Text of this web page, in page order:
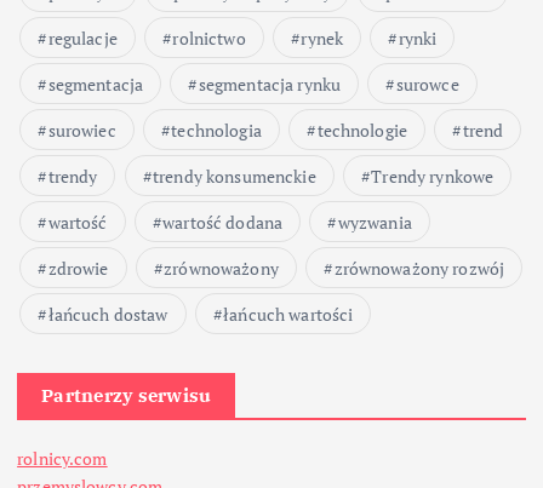
regulacje
rolnictwo rynek
rynki
segmentacja
segmentacja rynku
surowce
surowiec
technologia technologie
trend
trendy
trendy konsumenckie
Trendy rynkowe
wartość
wartość dodana
wyzwania
zdrowie
zrównoważony
zrównoważony rozwój
łańcuch dostaw
łańcuch wartości
Partnerzy serwisu
rolnicy.com